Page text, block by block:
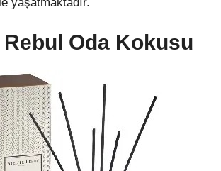
Oda Kokusu